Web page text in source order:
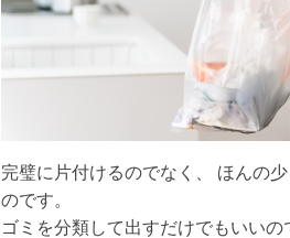
完璧に片付けるのでなく、 ほんの
のです。
ゴミを分類して出すだけでもいいの